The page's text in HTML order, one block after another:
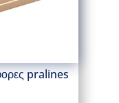
pralines